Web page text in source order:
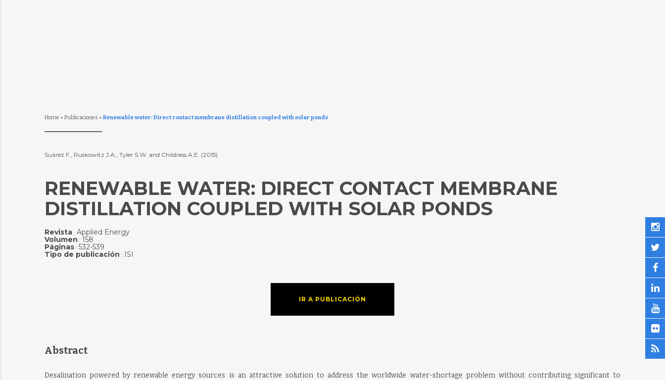
Home » Publicaciones » Renewable water: Direct contact membrane distillation coupled with solar ponds
Suárez F., Ruskowitz J.A., Tyler S.W. and Childress A.E. (2015)
RENEWABLE WATER: DIRECT CONTACT MEMBRANE
DISTILLATION COUPLED WITH SOLAR PONDS
Revista: Applied Energy
Volumen : 158
Páginas: 532-539
Tipo de publicación : ISI
IR A PUBLICACIÓN
Abstract
Desalination powered by renewable energy sources is an attractive solution to address the worldwide water-shortage problem without contributing significant to